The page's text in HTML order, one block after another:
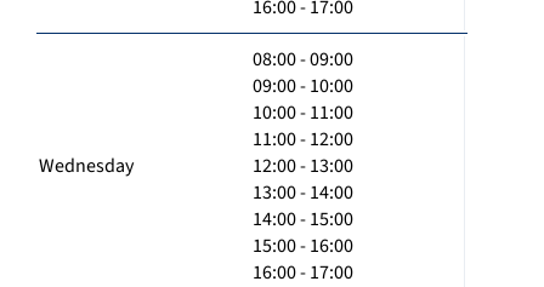
16:00 - 17:00
Wednesday
08:00 - 09:00
09:00 - 10:00
10:00 - 11:00
11:00 - 12:00
12:00 - 13:00
13:00 - 14:00
14:00 - 15:00
15:00 - 16:00
16:00 - 17:00